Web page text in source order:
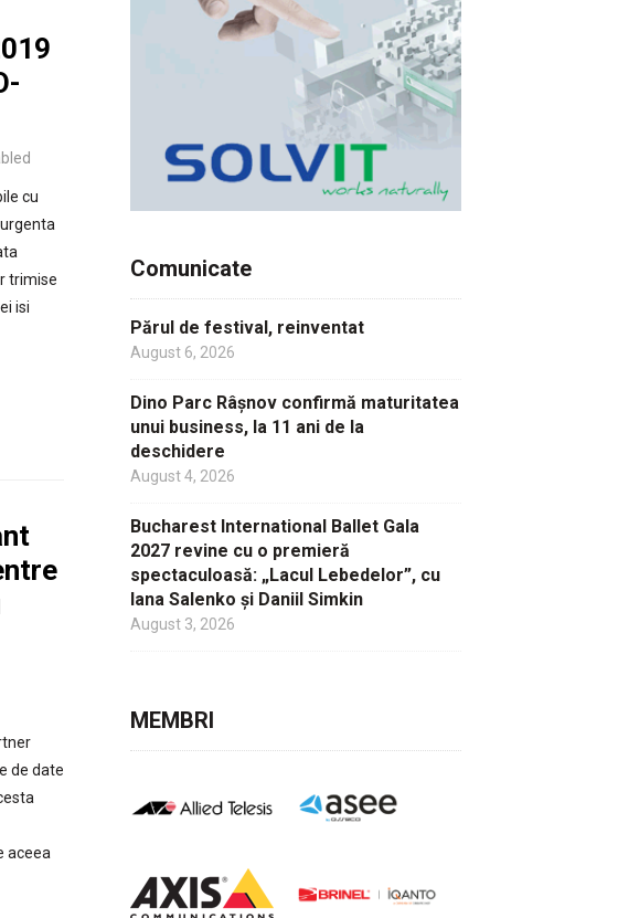
cu
trimise
isi
de date
aceea
Comunicate
Părul de festival, reinventat
August 6, 2026
Dino Parc Râșnov confirmă maturitatea
unui business, la 11 ani de la
deschidere
August 4, 2026
Bucharest International Ballet Gala
2027 revine cu o premieră
spectaculoasă: „Lacul Lebedelor”, cu
Iana Salenko și Daniil Simkin
August 3, 2026
MEMBRI